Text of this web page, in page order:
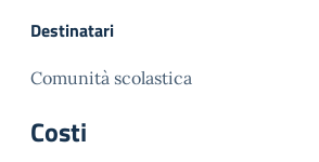
Destinatari
Comunità scolastica
Costi